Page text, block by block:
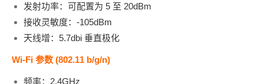
发射功率：可配置为 5 至 20dBm
接收灵敏度：-105dBm
天线增：5.7dbi 垂直极化
Wi-Fi 参数 (802.11 b/g/n)
频率：2.4GHz